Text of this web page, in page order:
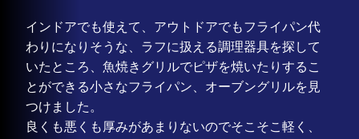
インドアでも使えて、アウトドアでもフライパン代
わりになりそうな、ラフに扱える調理器具を探して
いたところ、魚焼きグリルでピザを焼いたりするこ
とができる小さなフライパン、オーブングリルを見
つけました。
良くも悪くも厚みがあまりないのでそこそこ軽く、